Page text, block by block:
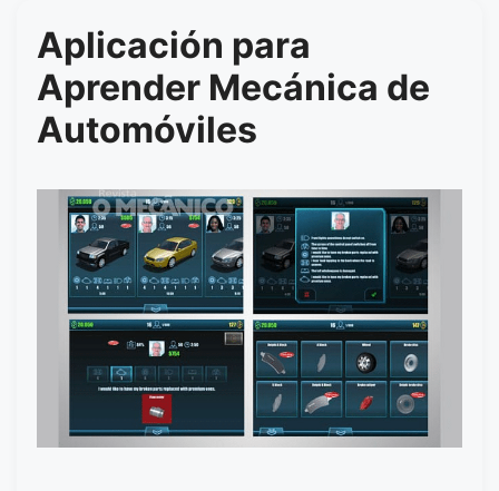
Aplicación para
Aprender Mecánica de
Automóviles